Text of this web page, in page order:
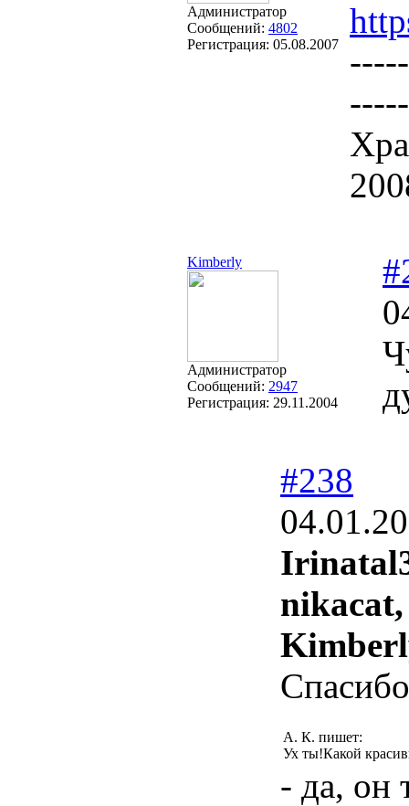
Администратор
Сообщений: 4802
Регистрация: 05.08.2007
Kimberly
Администратор
Сообщений: 2947
Регистрация: 29.11.2004
#238
nikacat,
А. К. пишет:
Ух ты!Какой
- да, он